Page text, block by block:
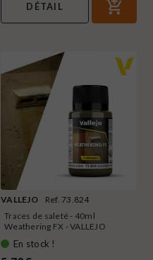
DÉTAIL
VALLEJO
Ref. 73.824
Traces de saleté - 40ml
Weathering FX - VALLEJO
73.824
En stock !